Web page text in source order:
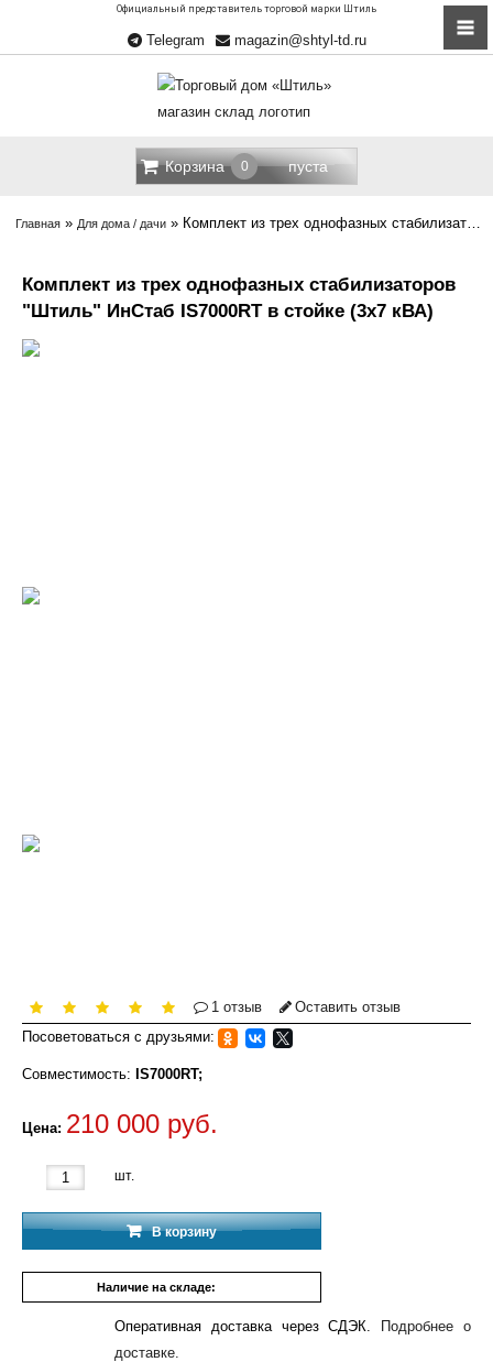
Telegram magazin@shtyl-td.ru
Официальный представитель торговой марки Штиль
Корзина 0 пуста
Главная » Для дома / дачи » Комплект из трех однофазных стабилизаторов “Штиль” ИнСтаб IS7000RT в стойке (21 кВА)
Комплект из трех однофазных стабилизаторов
"Штиль" ИнСтаб IS7000RT в стойке (3x7 кВА)
1 отзыв
Оставить отзыв
Посоветоваться с друзьями:
Совместимость: IS7000RT;
Цена: 210 000 руб.
шт.
В корзину
Наличие на складе:
Оперативная доставка через СДЭК.
Подробнее о
доставке.